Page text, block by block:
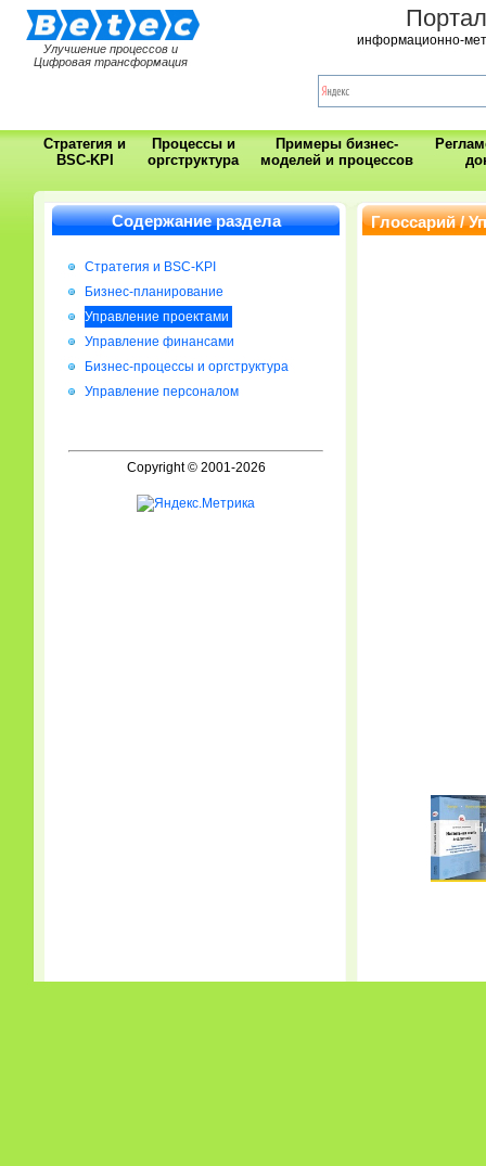
Улучшение процессов и
Цифровая трансформация
информационно-
Стратегия и
BSC-KPI
Процессы и
оргструктура
Примеры бизнес-
моделей и процессов
Содержание раздела
Стратегия и BSC-KPI
Бизнес-планирование
Управление проектами
Управление финансами
Бизнес-процессы и оргструктура
Управление персоналом
Copyright © 2001-2026
Глоссарий /